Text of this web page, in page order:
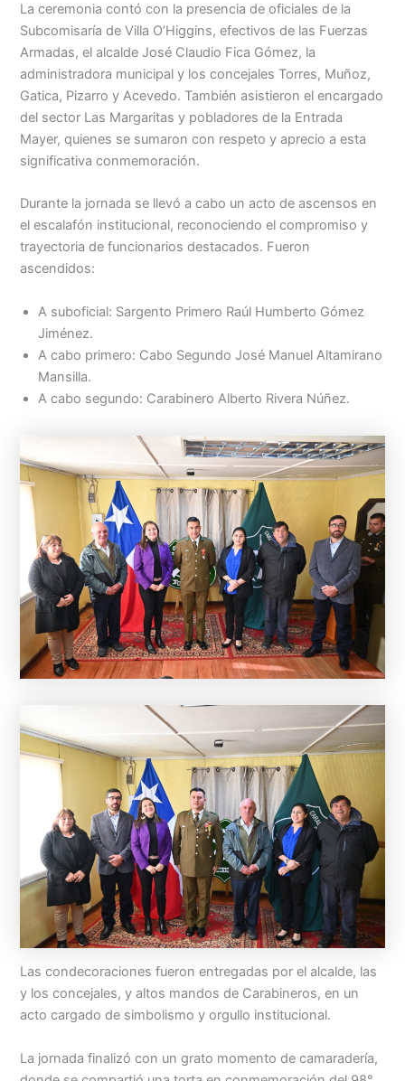
La ceremonia contó con la presencia de oficiales de la
Subcomisaría de Villa O’Higgins, efectivos de las Fuerzas
Armadas, el alcalde José Claudio Fica Gómez, la
administradora municipal y los concejales Torres, Muñoz,
Gatica, Pizarro y Acevedo. También asistieron el encargado
del sector Las Margaritas y pobladores de la Entrada
Mayer, quienes se sumaron con respeto y aprecio a esta
significativa conmemoración.
Durante la jornada se llevó a cabo un acto de ascensos en
el escalafón institucional, reconociendo el compromiso y
trayectoria de funcionarios destacados. Fueron
ascendidos:
A suboficial: Sargento Primero Raúl Humberto Gómez
Jiménez.
A cabo primero: Cabo Segundo José Manuel Altamirano
Mansilla.
A cabo segundo: Carabinero Alberto Rivera Núñez.
Las condecoraciones fueron entregadas por el alcalde, las
y los concejales, y altos mandos de Carabineros, en un
acto cargado de simbolismo y orgullo institucional.
La jornada finalizó con un grato momento de camaradería,